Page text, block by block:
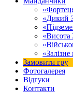
«Дикий
«Висота
«Залізне
Замовити гру
Фотогалерея
Відгуки
Контакти